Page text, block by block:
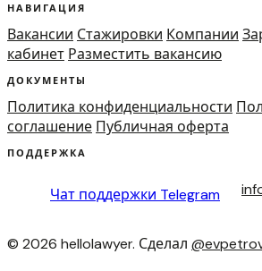
НАВИГАЦИЯ
Вакансии Стажировки Компании
кабинет Разместить вакансию
ДОКУМЕНТЫ
Политика конфиденциальности
соглашение Публичная оферта
ПОДДЕРЖКА
Чат поддержки Telegram
© 2026 hellolawyer. Сделал